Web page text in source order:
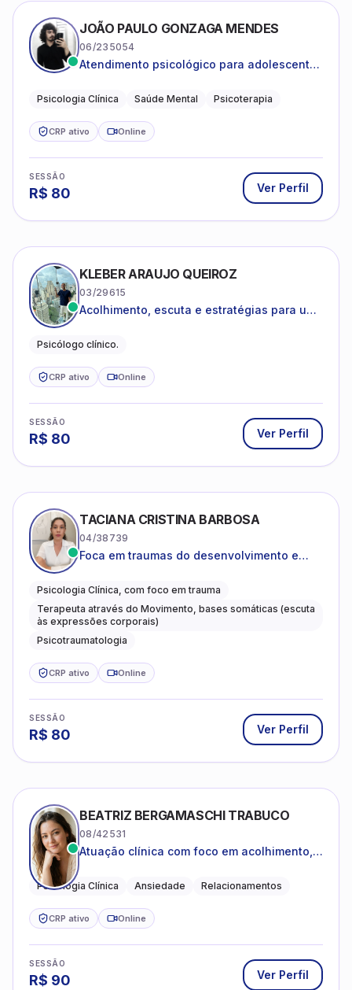
JOÃO PAULO GONZAGA MENDES
06/235054
Atendimento psicológico para adolescentes
depressão e autoestima.
Psicologia Clínica Saúde Mental Psicoterapia
CRP ativo Online
SESSÃO
R$ 80 Ver Perfil
KLEBER ARAUJO QUEIROZ
03/29615
Acolhimento, escuta e estratégias para uma
Psicólogo clínico.
CRP ativo Online
SESSÃO
R$ 80 Ver Perfil
TACIANA CRISTINA BARBOSA
04/38739
Foca em traumas do desenvolvimento e
Psicologia Clínica, com foco em trauma
Terapeuta através do Movimento, bases somáticas (escuta
às expressões corporais)
Psicotraumatologia
CRP ativo Online
SESSÃO
R$ 80 Ver Perfil
BEATRIZ BERGAMASCHI TRABUCO
08/42531
Atuação clínica com foco em acolhimento,
Psicologia Clínica Ansiedade Relacionamentos
CRP ativo Online
SESSÃO
R$ 90 Ver Perfil